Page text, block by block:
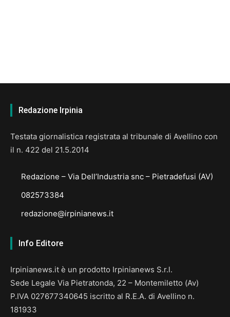
Redazione Irpinia
Testata giornalistica registrata al tribunale di Avellino con
il n. 422 del 21.5.2014
Redazione – Via Dell’Industria snc – Pietradefusi (AV)
082573384
redazione@irpinianews.it
Info Editore
Irpinianews.it è un prodotto Irpinianews S.r.l.
Sede Legale Via Pietratonda, 22 – Montemiletto (Av)
P.IVA 027677340645 iscritto al R.E.A. di Avellino n.
181933